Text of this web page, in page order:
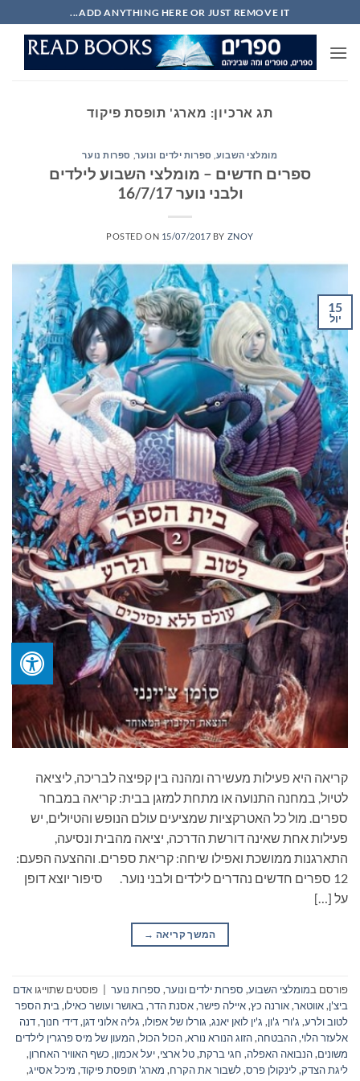
to
content
ADD ANYTHING HERE OR JUST REMOVE IT...
תג ארכיון: מארג' תופסת פיקוד
מומלצי השבוע ספרות ילדים ונוער, ספרות נוער
ספרים חדשים – מומלצי השבוע לילדים
ולבני נוער 16/7/17
POSTED ON 15/07/2017 BY ZNOY
15
יול
קריאה היא פעילות מעשירה ומהנה בין קפיצה לבריכה, ליציאה
לטיול, במחנה התנועה או מתחת למזגן בבית: קריאה במבחר
ספרים. מול כל האטרקציות שמציעים עולם הנופש והטיולים, יש
פעילות אחת שאינה דורשת הדרכה, יציאה מהבית ונסיעה,
התארגנות ממושכת ואפילו שיחה: קריאת ספרים. וההצעה הפעם:
12 ספרים חדשים נהדרים לילדים ולבני נוער. סיפור יוצא דופן
על […]
המשך קריאה →
פורסם במומלצי השבוע, ספרות ילדים ונוער, ספרות נוער פוסטים שתוייגו אדם
ביצ'ן,אווטאר,אורנה כץ,איילה פישר,אסנת הדר, באושר ועושר כאילו, בית הספר
לטוב ולרע, ג'ורי ג'ון, ג'ין לואן יאנג, גורלו של אפולו, גליה אלוני דגן,דידי חנוך,דנה
אלעזר הלוי,ההבטחה,הזוג הנורא נורא,הכול הכול,המעון של מיס פרגרין לילדים
משונים,הנבואה האפלה, חגי ברקת,טל ארצי,יעל אכמון, כשף האוויר האחרון,
ליגת הצדק,לינקולן פרס,לשבור את הקרח, מארג' תופסת פיקוד, מיכל אסייג,